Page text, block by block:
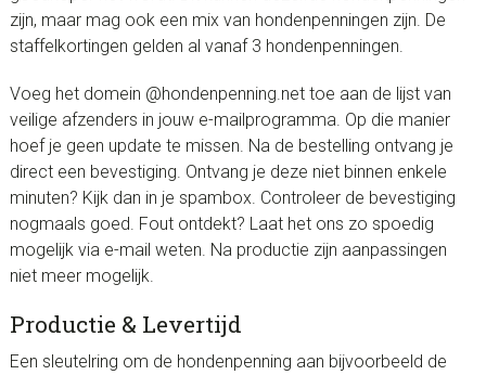
zijn, maar mag ook een mix van hondenpenningen zijn. De
staffelkortingen gelden al vanaf 3 hondenpenningen.
Voeg het domein @hondenpenning.net toe aan de lijst van
veilige afzenders in jouw e-mailprogramma. Op die manier
hoef je geen update te missen. Na de bestelling ontvang je
direct een bevestiging. Ontvang je deze niet binnen enkele
minuten? Kijk dan in je spambox. Controleer de bevestiging
nogmaals goed. Fout ontdekt? Laat het ons zo spoedig
mogelijk via e-mail weten. Na productie zijn aanpassingen
niet meer mogelijk.
Productie & Levertijd
Een sleutelring om de hondenpenning aan bijvoorbeeld de